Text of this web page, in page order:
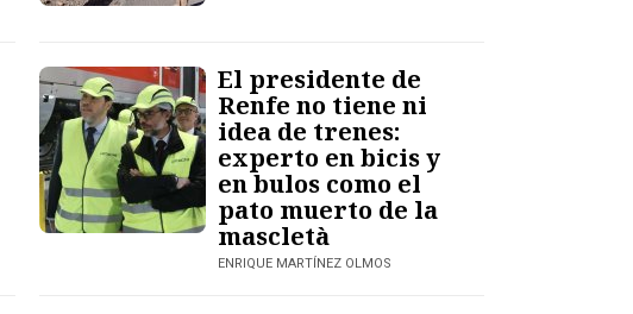
El presidente de
Renfe no tiene ni
idea de trenes:
experto en bicis y
en bulos como el
pato muerto de la
mascletà
ENRIQUE MARTÍNEZ OLMOS